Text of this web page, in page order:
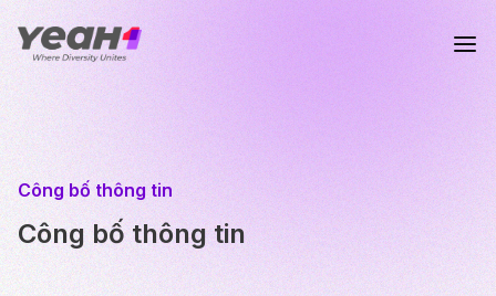
Công bố thông tin
Công bố thông tin